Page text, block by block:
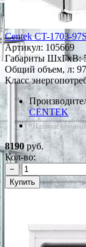
Centek CT-1703-
Артикул: 105669
Габариты ШxГxВ:
Общий объем, л: 97
Класс
CENTEK
*Наличие
8190руб.
Кол-во:
−
Купить